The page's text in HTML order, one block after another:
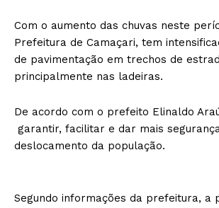
Com o aumento das chuvas neste
Prefeitura de Camaçari, tem
de pavimentação em trechos de
principalmente nas ladeiras.
De acordo com o prefeito Elinaldo
garantir, facilitar e dar mais
deslocamento da população.
Segundo informações da prefeitura, a